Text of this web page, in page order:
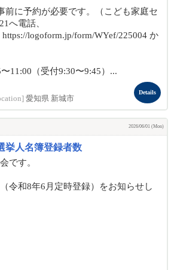
に予約が必要です。（こども家庭セ
へ電話、
logoform.jp/form/WYef/225004 か
11:00（受付9:30〜9:45）...
愛知県 新城市
Details
2026/06/01 (Mon)
挙人名簿登録者数
です。
令和8年6月定時登録）をお知らせし